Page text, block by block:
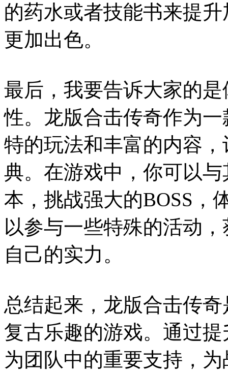
的药水或者技能书来提
更加出色。
最后，我要告诉大家的
性。龙版合击传奇作为
特的玩法和丰富的内容
典。在游戏中，你可以
本，挑战强大的BOSS，
以参与一些特殊的活动
自己的实力。
总结起来，龙版合击传
复古乐趣的游戏。通过
为团队中的重要支持，